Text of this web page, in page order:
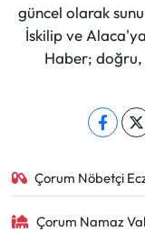
güncel olarak
İskilip ve
Haber; doğru,
Çorum Nöbetçi
Çorum Namaz